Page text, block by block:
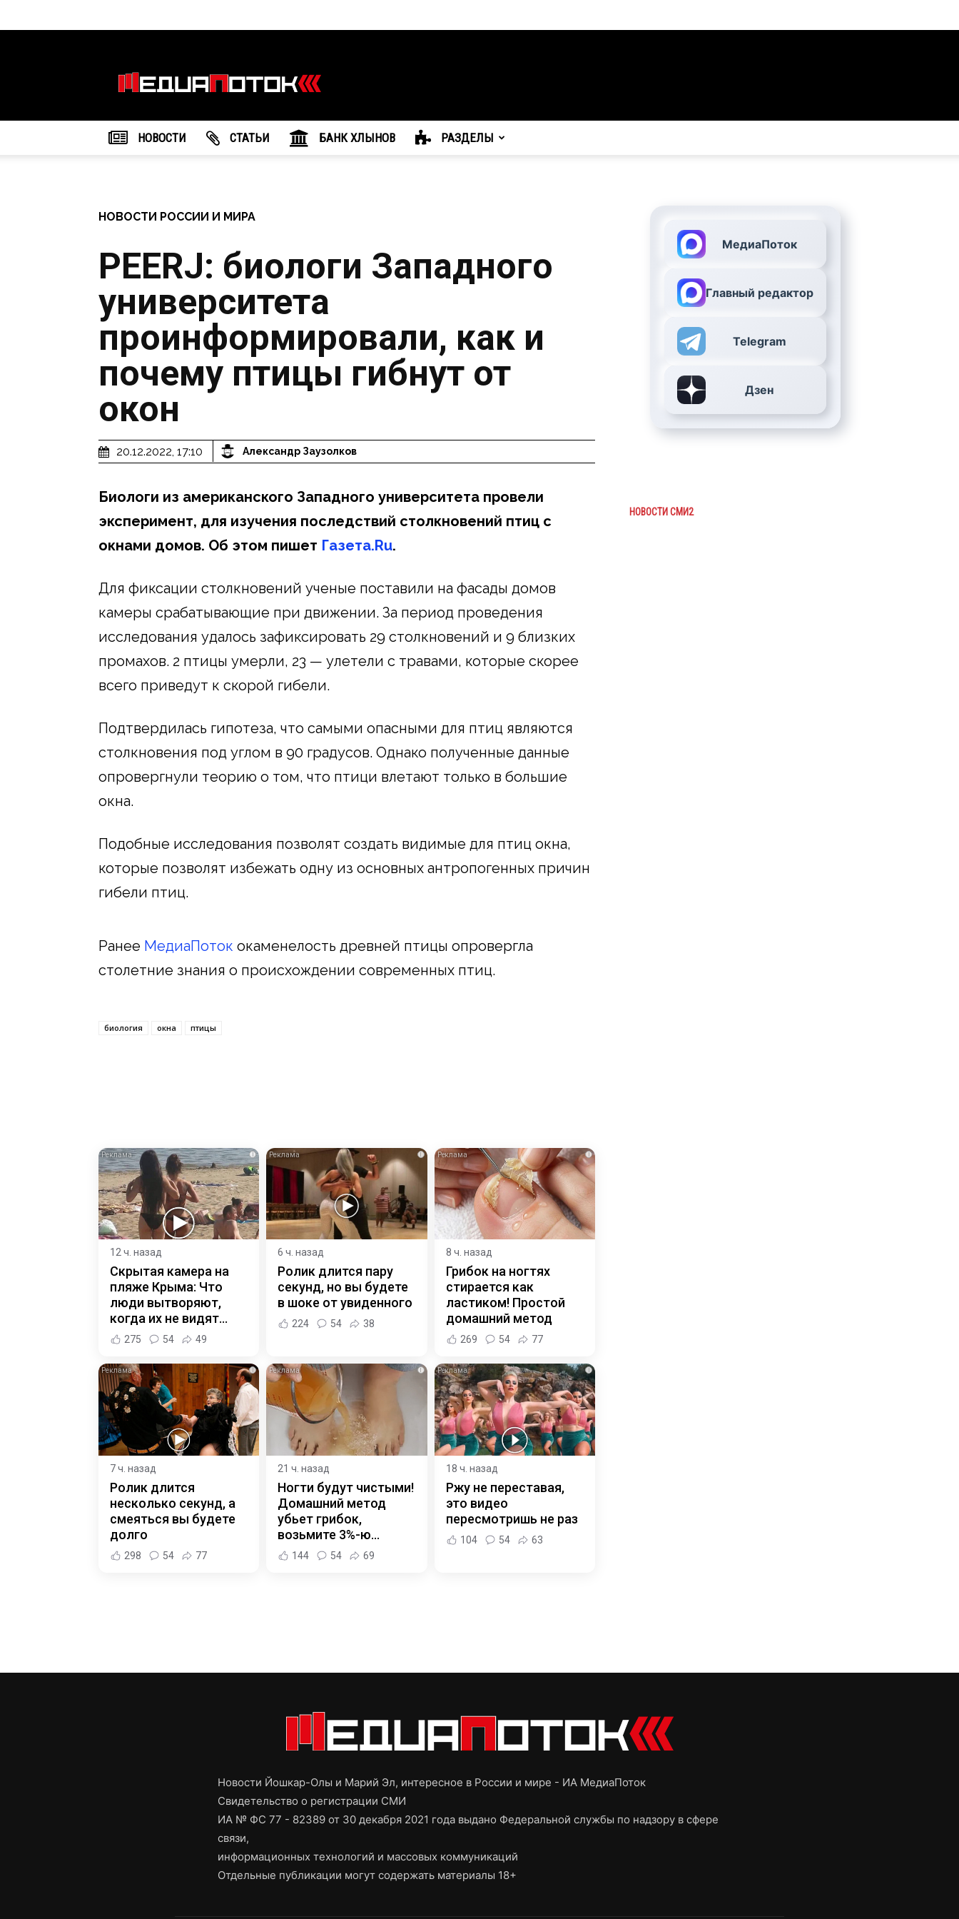
агентство
"МедиаПоток"
НОВОСТИ CТАТЬИ БАНК ХЛЫНОВ РАЗДЕЛЫ
НОВОСТИ РОССИИ И МИРА
PEERJ: биологи Западного
университета
проинформировали, как и
почему птицы гибнут от
окон
20.12.2022, 17:10 Александр Заузолков
Биологи из американского Западного университета провели
эксперимент, для изучения последствий столкновений птиц с
окнами домов. Об этом пишет Газета.Ru.
Для фиксации столкновений ученые поставили на фасады домов
камеры срабатывающие при движении. За период проведения
исследования удалось зафиксировать 29 столкновений и 9 близких
промахов. 2 птицы умерли, 23 — улетели с травами, которые скорее
всего приведут к скорой гибели.
Подтвердилась гипотеза, что самыми опасными для птиц являются
столкновения под углом в 90 градусов. Однако полученные данные
опровергнули теорию о том, что птици влетают только в большие
окна.
Подобные исследования позволят создать видимые для птиц окна,
которые позволят избежать одну из основных антропогенных причин
гибели птиц.
Ранее МедиаПоток окаменелость древней птицы опровергла
столетние знания о происхождении современных птиц.
биология окна птицы
i
12 ч. назад
Скрытая камера на
пляже Крыма: Что
люди вытворяют,
когда их не видят...
275 54 49
i
6 ч. назад
Ролик длится пару
секунд, но вы будете
в шоке от увиденного
224 54 38
i
8 ч. назад
Грибок на ногтях
стирается как
ластиком! Простой
домашний метод
269 54 77
i
7 ч. назад
Ролик длится
несколько секунд, а
смеяться вы будете
долго
298 54 77
i
21 ч. назад
Ногти будут чистыми!
Домашний метод
убьет грибок,
возьмите 3%-ю…
144 54 69
i
18 ч. назад
Ржу не переставая,
это видео
пересмотришь не раз
104 54 63
МедиаПоток
Главный редактор
Telegram
Дзен
НОВОСТИ СМИ2
Новости Йошкар-Олы и Марий Эл, интересное в России и мире - ИА МедиаПоток
Свидетельство о регистрации СМИ
ИА № ФС 77 - 82389 от 30 декабря 2021 года выдано Федеральной службы по надзору в сфере
связи,
информационных технологий и массовых коммуникаций
Отдельные публикации могут содержать материалы 18+